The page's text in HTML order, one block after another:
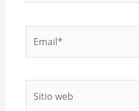
web